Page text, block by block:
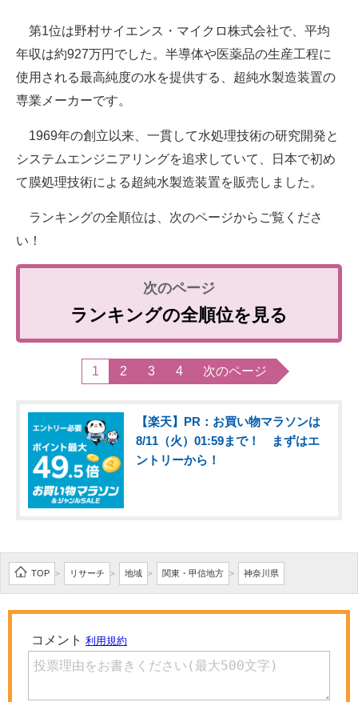
第1位は野村サイエンス・マイクロ株式会社で、平均
年収は約927万円でした。半導体や医薬品の生産工程に
使用される最高純度の水を提供する、超純水製造装置の
専業メーカーです。
1969年の創立以来、一貫して水処理技術の研究開発と
システムエンジニアリングを追求していて、日本で初め
て膜処理技術による超純水製造装置を販売しました。
ランキングの全順位は、次のページからご覧くださ
い！
ランキングの全順位を見る
1 2 3 4 次のページ
【楽天】PR：お買い物マラソンは
8/11（火）01:59まで！ まずはエ
ントリーから！
TOP > リサーチ > 地域 > 関東・甲信地方 > 神奈川県